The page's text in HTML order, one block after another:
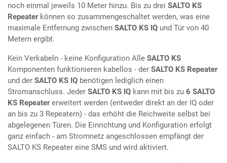
noch einmal jeweils 10 Meter hinzu. Bis zu drei SALTO KS
Repeaterkönnen so zusammengeschaltet werden, was eine
maximale Entfernung zwischen SALTO KS IQ und Tür von 40
Metern ergibt.
Kein Verkabeln - keine Konfiguration Alle SALTO KS
Komponenten funktionieren kabellos - der SALTO KS Repeater
und der SALTO KS IQ benötigen lediglich einen
Stromanschluss. Jeder SALTO KS IQ kann mit bis zu 6 SALTO
KS Repeatererweitert werden (entweder direkt an der IQ oder
an bis zu 3 Repeatern) - das erhöht die Reichweite selbst bei
abgelegenen Türen. Die Einrichtung und Konfiguration erfolgt
ganz einfach - am Stromnetz angeschlossen empfängt der
SALTO KS Repeater eine SMS und wird aktiviert.